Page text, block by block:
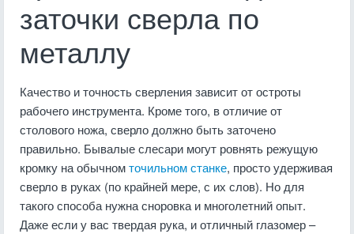
заточки сверла по
металлу
Качество и точность сверления зависит от остроты
рабочего инструмента. Кроме того, в отличие от
столового ножа, сверло должно быть заточено
правильно. Бывалые слесари могут ровнять режущую
кромку на обычномточильном станке, просто удерживая
сверло в руках (по крайней мере, с их слов). Но для
такого способа нужна сноровка и многолетний опыт.
Даже если у вас твердая рука, и отличный глазомер –